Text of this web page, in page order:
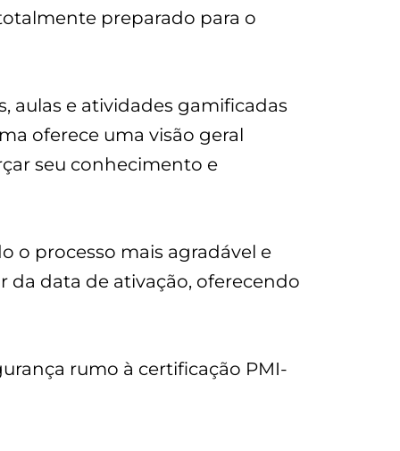
preparado para o
aulas e atividades gamificadas
oferece uma visão geral
seu conhecimento e
o processo mais agradável e
da data de ativação, oferecendo
rumo à certificação PMI-